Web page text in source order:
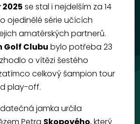
se stal i nejdelším za 14
ojedinělé série učících
amatérských partnerů.
Golf Clubu bylo potřeba 23
o vítězi šestého
celkový šampion tour
play-off.
jamka určila